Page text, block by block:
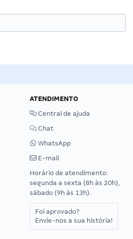
ATENDIMENTO
Central de ajuda
Chat
WhatsApp
E-mail
Horário de atendimento:
segunda a sexta (8h às 20h),
sábado (9h às 13h).
Foi aprovado?
Envie-nos a sua história!